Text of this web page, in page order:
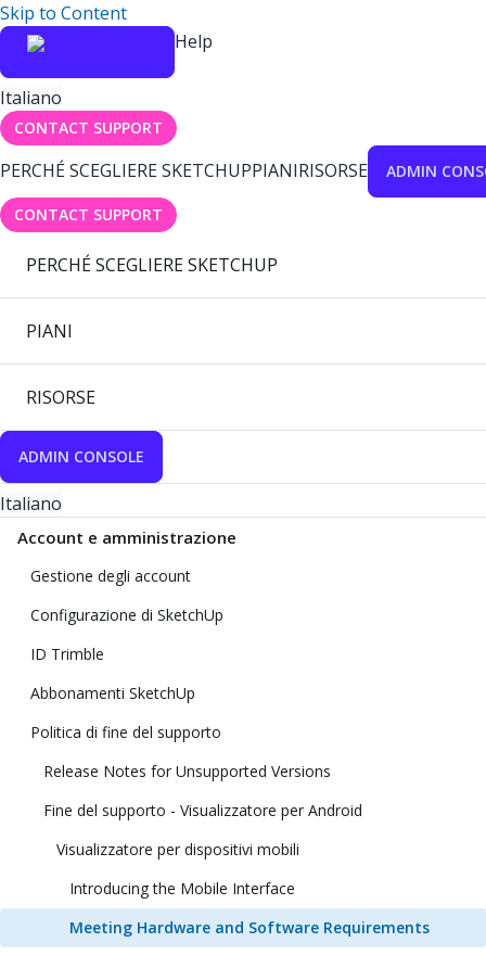
Skip to Content
Help
Italiano
CONTACT SUPPORT
PERCHÉ SCEGLIERE SKETCHUPPIANIRISORSE ADMIN
CONTACT SUPPORT
PERCHÉ SCEGLIERE SKETCHUP
PIANI
RISORSE
ADMIN CONSOLE
Italiano
Account e amministrazione
Gestione degli account
Configurazione di SketchUp
ID Trimble
Abbonamenti SketchUp
Politica di fine del supporto
Release Notes for Unsupported Versions
Fine del supporto - Visualizzatore per Android
Visualizzatore per dispositivi mobili
Introducing the Mobile Interface
Meeting Hardware and Software Requirements